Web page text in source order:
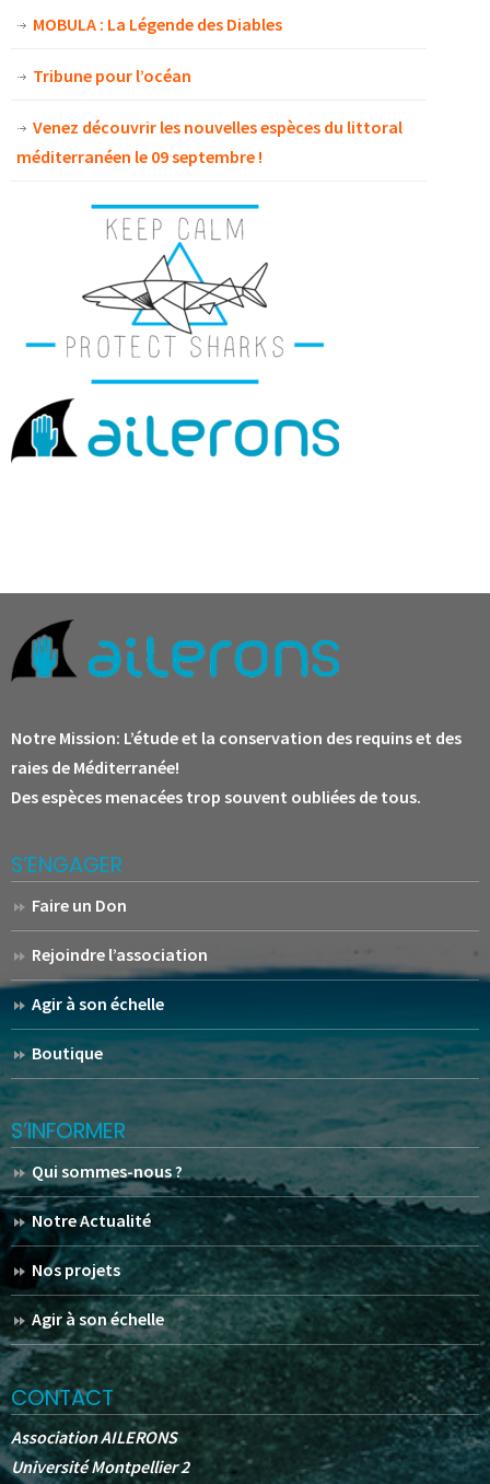
MOBULA : La Légende des Diables
Tribune pour l’océan
Venez découvrir les nouvelles espèces du littoral
méditerranéen le 09 septembre !
Notre Mission: L’étude et la conservation des requins et des
raies de Méditerranée!
Des espèces menacées trop souvent oubliées de tous.
S’ENGAGER
Faire un Don
Rejoindre l’association
Agir à son échelle
Boutique
S’INFORMER
Qui sommes-nous ?
Notre Actualité
Nos projets
Agir à son échelle
CONTACT
Association AILERONS
Université Montpellier 2